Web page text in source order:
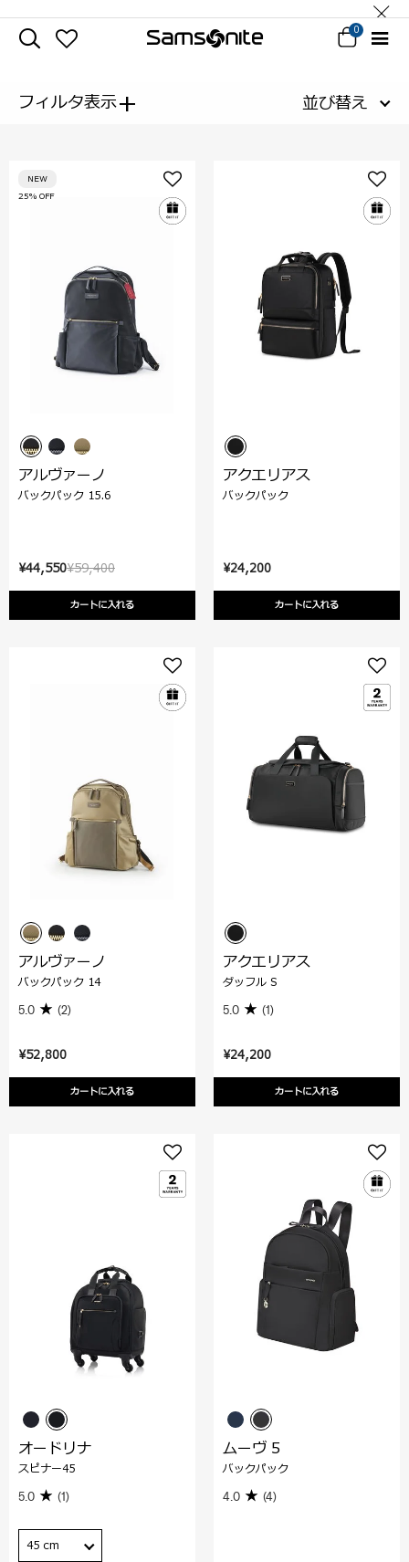
0
フィルタ表示+ 並び替え
¥59,400
¥44,550
カートに入れる
25% OFF
NEW
アルヴァーノ
バックパック 15.6
¥24,200
カートに入れる
アクエリアス
バックパック
¥52,800
カートに入れる
アルヴァーノ
バックパック 14
5.0 (2)
¥24,200
カートに入れる
アクエリアス
ダッフル S
5.0 (1)
オードリナ
スピナー45
5.0 (1)
45 cm
ムーヴ 5
バックパック
4.0 (4)